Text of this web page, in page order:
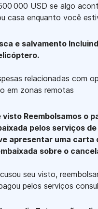
000 USD se algo
casa enquanto você
e salvamento
relacionadas com
em zonas remotas
visto Reembolsamos o
pelos serviços
apresentar uma carta
sobre o
seu visto,
pelos serviços